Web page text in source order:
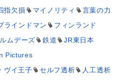
指欠損 マイノリティ
言葉の力
ラインドマン
フィンランド
ムデーズ 鉄道
JR東日本
Pictures
ヴイ王子
セルフ透析
人工透析